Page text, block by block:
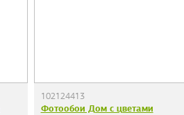
102124413
Фотообои Дом с цветами